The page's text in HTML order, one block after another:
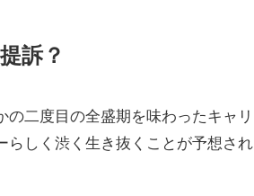
訴？
の二度目の全盛期を味わったキャリ
らしく渋く生き抜くことが予想され